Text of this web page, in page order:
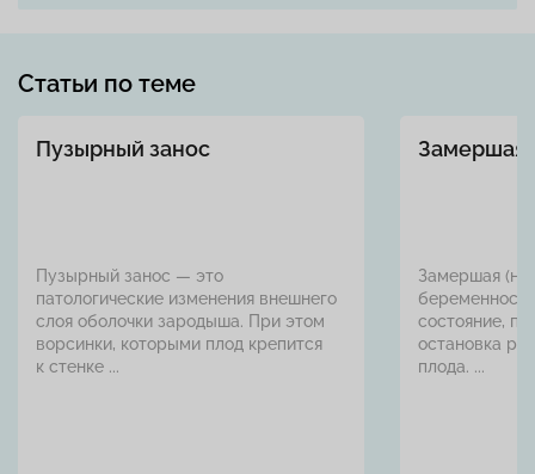
Статьи по теме
Пузырный занос
Пузырный занос — это
патологические изменения внешнего
слоя оболочки зародыша. При этом
ворсинки, которыми плод крепится
к стенке ...
Замершая
Замершая
состояние,
остановка
плода. ...